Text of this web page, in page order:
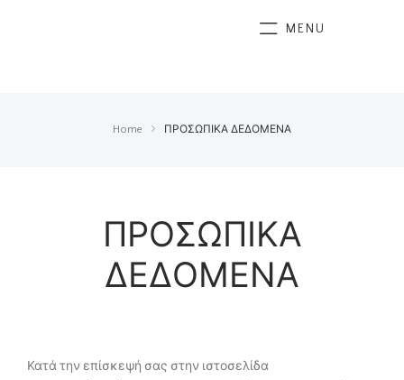
MENU
Home ΠΡΟΣΩΠΙΚΑ ΔΕΔΟΜΕΝΑ
ΠΡΟΣΩΠΙΚΑ
ΔΕΔΟΜΕΝΑ
Κατά την επίσκεψή σας στην ιστοσελίδα